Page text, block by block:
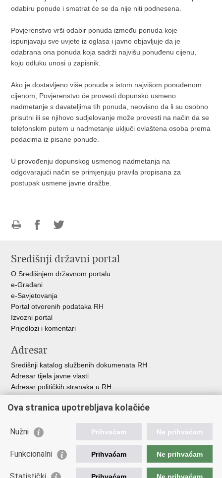
odabiru ponude i smatrat će se da nije niti podnesena.
Povjerenstvo vrši odabir ponuda između ponuda koje
ispunjavaju sve uvjete iz oglasa i javno objavljuje da je
odabrana ona ponuda koja sadrži najvišu ponuđenu cijenu,
koju odluku unosi u zapisnik.
Ako je dostavljeno više ponuda s istom najvišom ponuđenom
cijenom, Povjerenstvo će provesti dopunsko usmeno
nadmetanje s davateljima tih ponuda, neovisno da li su osobno
prisutni ili se njihovo sudjelovanje može provesti na način da se
telefonskim putem u nadmetanje uključi ovlaštena osoba prema
podacima iz pisane ponude.
U provođenju dopunskog usmenog nadmetanja na
odgovarajući način se primjenjuju pravila propisana za
postupak usmene javne dražbe.
FacebookuTwitteru
Središnji državni portal
O Središnjem državnom portalu
e-Građani
e-Savjetovanja
Portal otvorenih podataka RH
Izvozni portal
Prijedlozi i komentari
Adresar
Središnji katalog službenih dokumenata RH
Adresar tijela javne vlasti
Adresar političkih stranaka u RH
Besplatni telefoni javne uprave
Važne poveznice
Vlada Republike Hrvatske
Ova stranica upotrebljava kolačiće
Nužni Prihvaćam Ne prihvaćam
Funkcionalni Prihvaćam Ne prihvaćam
Statistički Prihvaćam Ne prihvaćam